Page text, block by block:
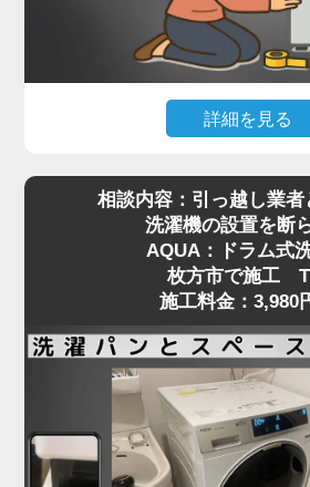
詳細を見る
される方が増えていますが、実
体が非常に重く、自力での移動
と感じる方も多いようです。特
入や、わずかな段差の乗り越え
作業などは、専門知識がないと
も少なくありません。
枚方市で施工をご依頼いただい
購入したドラム式洗濯機を玄関
の、「重くて一人では設置場所
お困りでした。私たちは現地に
相談内容：引っ越し業者
洗濯機の設置を断
AQUA：ドラム式
枚方市で施工
施工料金：3,980